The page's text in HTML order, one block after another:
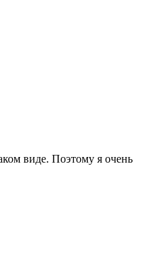
виде. Поэтому я очень